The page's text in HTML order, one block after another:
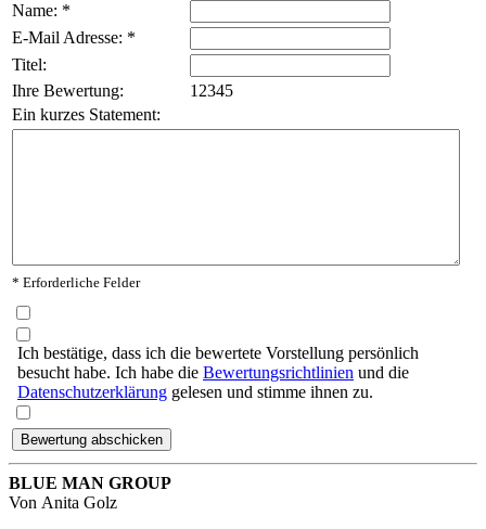
Name: *
E-Mail Adresse: *
Titel:
Ihre Bewertung:
1 2345
Ein kurzes Statement:
* Erforderliche Felder
Ich bestätige, dass ich die bewertete Vorstellung persönlich
besucht habe. Ich habe die Bewertungsrichtlinien und die
Datenschutzerklärung gelesen und stimme ihnen zu.
BLUE MAN GROUP
Von Anita Golz